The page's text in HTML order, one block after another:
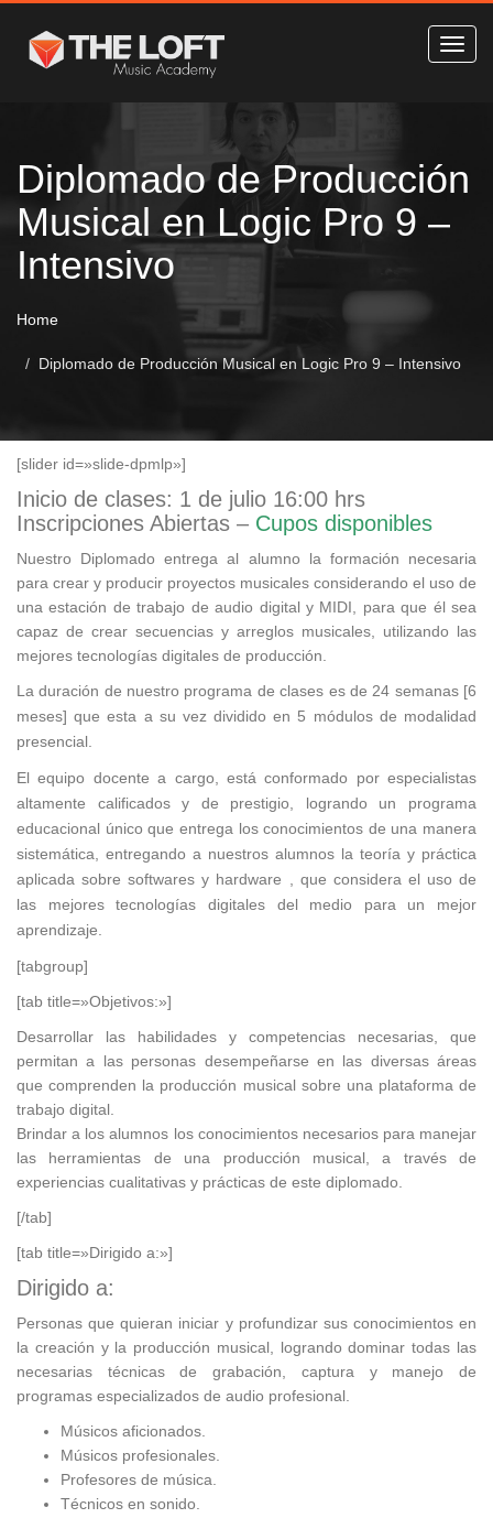
Diplomado de Producción
Musical en Logic Pro 9 –
Intensivo
Home
Diplomado de Producción Musical en Logic Pro 9 – Intensivo
[slider id=»slide-dpmlp»]
Inicio de clases: 1 de julio 16:00 hrs
Inscripciones Abiertas – Cupos disponibles
Nuestro Diplomado entrega al alumno la formación necesaria
para crear y producir proyectos musicales considerando el uso de
una estación de trabajo de audio digital y MIDI, para que él sea
capaz de crear secuencias y arreglos musicales, utilizando las
mejores tecnologías digitales de producción.
La duración de nuestro programa de clases es de 24 semanas [6
meses] que esta a su vez dividido en 5 módulos de modalidad
presencial.
El equipo docente a cargo, está conformado por especialistas
altamente calificados y de prestigio, logrando un programa
educacional único que entrega los conocimientos de una manera
sistemática, entregando a nuestros alumnos la teoría y práctica
aplicada sobre softwares y hardware , que considera el uso de
las mejores tecnologías digitales del medio para un mejor
aprendizaje.
[tabgroup]
[tab title=»Objetivos:»]
Desarrollar las habilidades y competencias necesarias, que
permitan a las personas desempeñarse en las diversas áreas
que comprenden la producción musical sobre una plataforma de
trabajo digital.
Brindar a los alumnos los conocimientos necesarios para manejar
las herramientas de una producción musical, a través de
experiencias cualitativas y prácticas de este diplomado.
[/tab]
[tab title=»Dirigido a:»]
Dirigido a:
Personas que quieran iniciar y profundizar sus conocimientos en
la creación y la producción musical, logrando dominar todas las
necesarias técnicas de grabación, captura y manejo de
programas especializados de audio profesional.
Músicos aficionados.
Músicos profesionales.
Profesores de música.
Técnicos en sonido.